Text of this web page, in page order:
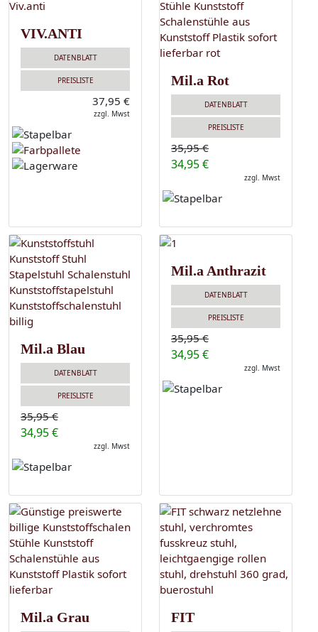
VIV.ANTI
DATENBLATT
PREISLISTE
37,95 €
zzgl. Mwst
Mil.a Rot
DATENBLATT
PREISLISTE
35,95 €
34,95 €
zzgl. Mwst
Mil.a Blau
DATENBLATT
PREISLISTE
35,95 €
34,95 €
zzgl. Mwst
Mil.a Anthrazit
DATENBLATT
PREISLISTE
35,95 €
34,95 €
zzgl. Mwst
Mil.a Grau FIT